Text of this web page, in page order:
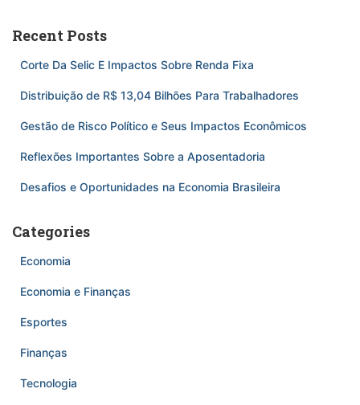
Recent Posts
Corte Da Selic E Impactos Sobre Renda Fixa
Distribuição de R$ 13,04 Bilhões Para Trabalhadores
Gestão de Risco Político e Seus Impactos Econômicos
Reflexões Importantes Sobre a Aposentadoria
Desafios e Oportunidades na Economia Brasileira
Categories
Economia
Economia e Finanças
Esportes
Finanças
Tecnologia